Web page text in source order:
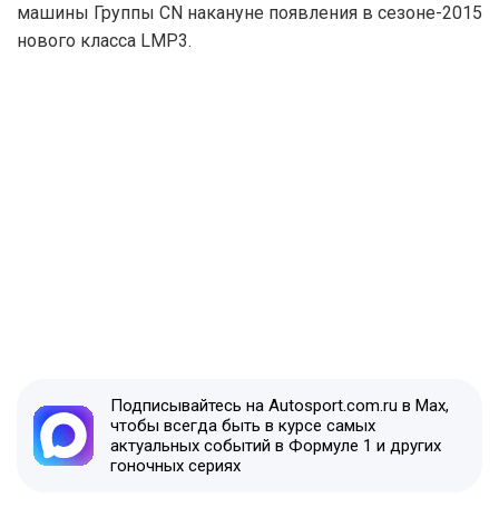
машины Группы CN накануне появления в сезоне-2015
нового класса LMP3.
Подписывайтесь на Autosport.com.ru в Max,
чтобы всегда быть в курсе самых
актуальных событий в Формуле 1 и других
гоночных сериях